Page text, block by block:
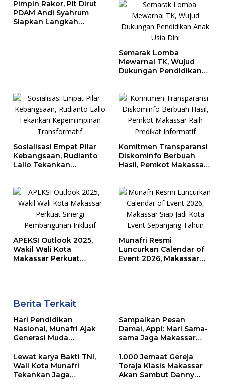
Pimpin Rakor, Plt Dirut
PDAM Andi Syahrum
Siapkan Langkah
Semarak Lomba
Mewarnai TK, Wujud
Dukungan Pendidikan
Sosialisasi Empat Pilar
Kebangsaan, Rudianto
Lallo Tekankan
Komitmen Transparansi
Diskominfo Berbuah
Hasil, Pemkot Makassar
APEKSI Outlook 2025,
Wakil Wali Kota
Makassar Perkuat
Munafri Resmi
Luncurkan Calendar of
Event 2026, Makassar
Berita Terkait
Hari Pendidikan
Nasional, Munafri Ajak
Generasi Muda
Lewat Literasi
Sampaikan Pesan
Damai, Appi: Mari Sama-
sama Jaga Makassar
Agama
Lewat karya Bakti TNI,
Wali Kota Munafri
Tekankan Jaga
1.000 Jemaat Gereja
Toraja Klasis Makassar
Akan Sambut Danny